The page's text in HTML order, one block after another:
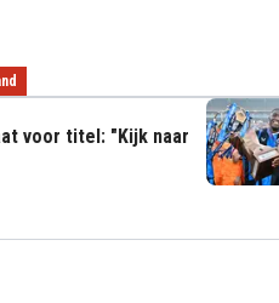
voor titel: "Kijk naar